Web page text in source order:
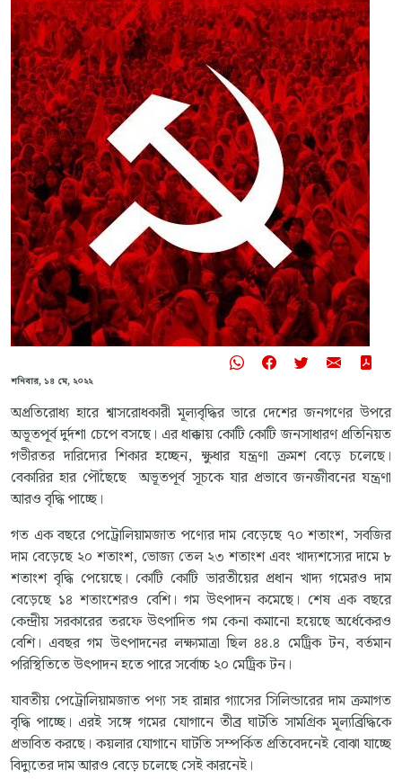
শনিবার, ১৪ মে, ২০২২
অপ্রতিরোধ্য হারে শ্বাসরোধকারী মূল্যবৃদ্ধির ভারে দেশের জনগণের উপরে
অভূতপূর্ব দুর্দশা চেপে বসছে। এর ধাক্কায় কোটি কোটি জনসাধারণ প্রতিনিয়ত
গভীরতর দারিদ্যের শিকার হচ্ছেন, ক্ষুধার যন্ত্রণা ক্রমশ বেড়ে চলেছে।
বেকারির হার পৌঁছেছে অভূতপূর্ব সূচকে যার প্রভাবে জনজীবনের যন্ত্রণা
আরও বৃদ্ধি পাচ্ছে।
গত এক বছরে পেট্রোলিয়ামজাত পণ্যের দাম বেড়েছে ৭০ শতাংশ, সবজির
দাম বেড়েছে ২০ শতাংশ, ভোজ্য তেল ২৩ শতাংশ এবং খাদ্যশস্যের দামে ৮
শতাংশ বৃদ্ধি পেয়েছে। কোটি কোটি ভারতীয়ের প্রধান খাদ্য গমেরও দাম
বেড়েছে ১৪ শতাংশেরও বেশি। গম উৎপাদন কমেছে। শেষ এক বছরে
কেন্দ্রীয় সরকারের তরফে উৎপাদিত গম কেনা কমানো হয়েছে অর্ধেকেরও
বেশি। এবছর গম উৎপাদনের লক্ষ্যমাত্রা ছিল ৪৪.৪ মেট্রিক টন, বর্তমান
পরিস্থিতিতে উৎপাদন হতে পারে সর্বোচ্চ ২০ মেট্রিক টন।
যাবতীয় পেট্রোলিয়ামজাত পণ্য সহ রান্নার গ্যাসের সিলিন্ডারের দাম ক্রমাগত
বৃদ্ধি পাচ্ছে। এরই সঙ্গে গমের যোগানে তীব্র ঘাটতি সামগ্রিক মূল্যব্রিদ্ধিকে
প্রভাবিত করছে। কয়লার যোগানে ঘাটতি সম্পর্কিত প্রতিবেদনেই বোঝা যাচ্ছে
বিদ্যুতের দাম আরও বেড়ে চলেছে সেই কারনেই।